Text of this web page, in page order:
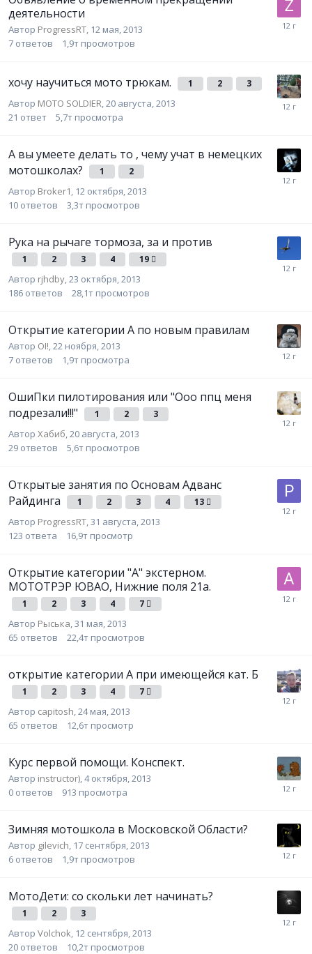
деятельности
Автор ProgressRT 12 мая, 2013
7 ответов 1,9т просмотров
хочу научиться мото трюкам. 1 2 3
Автор MOTO SOLDIER 20 августа, 2013
21 ответ 5,7т просмотра
А вы умеете делать то , чему учат в немецких
мотошколах?
1 2
Автор Broker1 12 октября, 2013
10 ответов 3,3т просмотров
Рука на рычаге тормоза, за и против
1 2 3 4 19
Автор rjhdby 23 октября, 2013
186 ответов 28,1т просмотров
Открытие категории А по новым правилам
Автор OI! 22 ноября, 2013
7 ответов 1,9т просмотра
ОшиПки пилотирования или "Ооо ппц меня
подрезали!!!"
1 2 3
Автор Хабиб 20 августа, 2013
29 ответов 5,6т просмотров
Открытые занятия по Основам Адванс
Райдинга
1 2 3 4 13
Автор ProgressRT 31 августа, 2013
123 ответа 16,9т просмотр
Открытие категории "А" экстерном.
МОТОТРЭР ЮВАО, Нижние поля 21а.
1 2 3 4 7
Автор Рыська 31 мая, 2013
65 ответов 22,4т просмотров
открытие категории А при имеющейся кат. Б
1 2 3 4 7
Автор capitosh 24 мая, 2013
65 ответов 12,6т просмотр
Курс первой помощи. Конспект.
Автор instructor) 4 октября, 2013
0 ответов 913 просмотра
Зимняя мотошкола в Московской Области?
Автор gilevich 17 сентября, 2013
6 ответов 1,9т просмотров
МотоДети: со скольки лет начинать?
1 2 3
Автор Volchok 12 сентября, 2013
20 ответов 10,2т просмотров